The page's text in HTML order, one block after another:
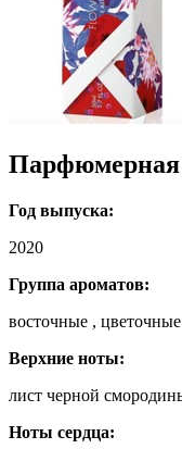
Парфюмерная
Год выпуска:
2020
Группа ароматов:
восточные , цветочные
Верхние ноты:
лист черной
Ноты сердца: